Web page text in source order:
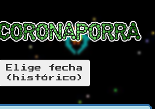
Elige fecha
(histórico)